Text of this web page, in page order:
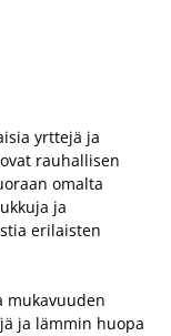
yrttejä ja
rauhallisen
omalta
ja
erilaisten
mukavuuden
ja lämmin huopa